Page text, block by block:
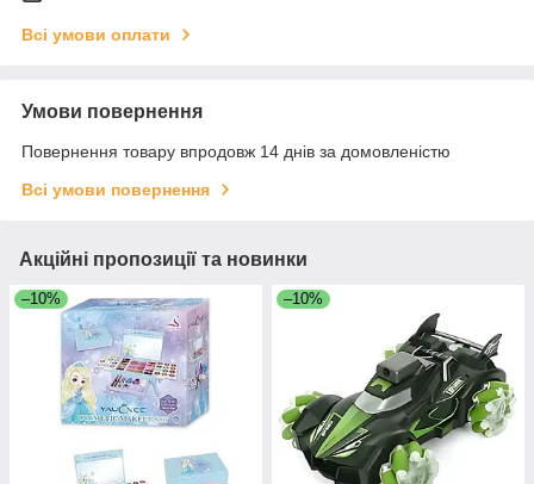
Всі умови оплати
Умови повернення
Повернення товару впродовж 14 днів за домовленістю
Всі умови повернення
Акційні пропозиції та новинки
–10% –10%